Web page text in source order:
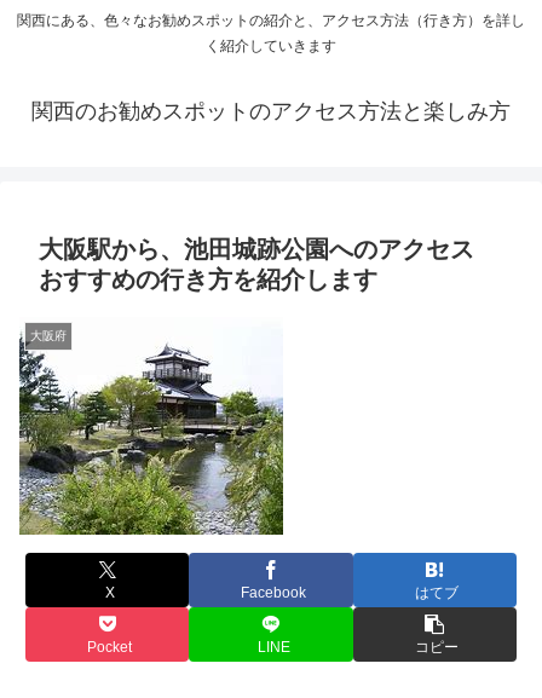
関西にある、色々なお勧めスポットの紹介と、アクセス方法（行き方）を詳し
く紹介していきます
関西のお勧めスポットのアクセス方法と楽しみ方
大阪駅から、池田城跡公園へのアクセス
おすすめの行き方を紹介します
大阪府
X Facebook はてブ
Pocket LINE コピー